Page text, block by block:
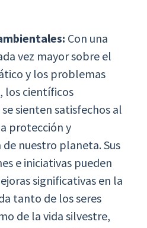
Con una
vez mayor sobre el
y los problemas
los científicos
sienten satisfechos al
protección y
de nuestro planeta. Sus
e iniciativas pueden
significativas en la
tanto de los seres
de la vida silvestre,